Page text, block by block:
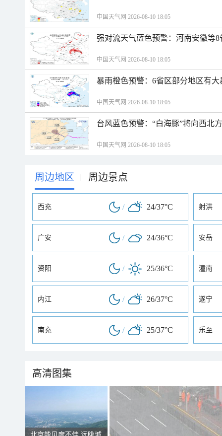
中国天气网 2026-08-10 18:05
强对流天气蓝色预警：河南安徽等
中国天气网 2026-08-10 18:05
暴雨橙色预警：6省区部分地区有
中国天气网 2026-08-10 18:05
台风蓝色预警：“白海豚”将向西北
中国天气网 2026-08-10 18:05
周边地区 | 周边景点
西充 / 24/37°C 射洪
广安 / 24/36°C 安岳
资阳 / 25/36°C 潼南
内江 / 26/37°C 遂宁
南充 / 25/37°C 乐至
高清图集